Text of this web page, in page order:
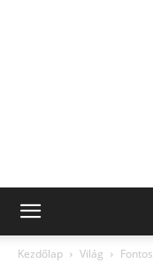
Kezdőlap Világ Fontos